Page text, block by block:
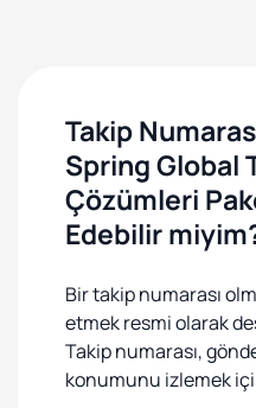
Takip
Spring Global
Çözümleri
Edebilir
Bir takip numarası
etmek resmi olarak
Takip numarası,
konumunu izlemek